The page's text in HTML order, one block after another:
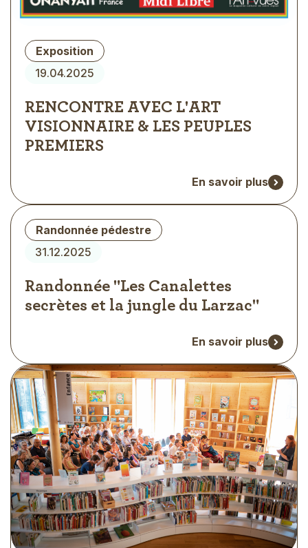
19.04.2025
Type
d'évènement
Exposition
RENCONTRE AVEC L'ART
VISIONNAIRE & LES PEUPLES
PREMIERS
En savoir plus
31.12.2025
Type
d'évènement
Randonnée pédestre
Randonnée "Les Canalettes
secrètes et la jungle du Larzac"
En savoir plus
Visuel